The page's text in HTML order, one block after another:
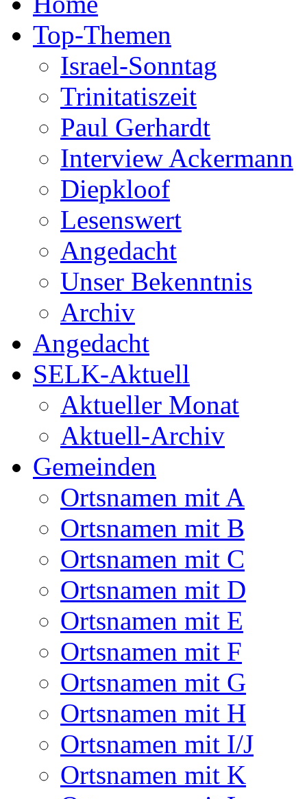
Top-Themen
Israel-Sonntag
Trinitatiszeit
Paul Gerhardt
Interview Ackermann
Diepkloof
Lesenswert
Angedacht
Unser Bekenntnis
Archiv
Angedacht
SELK-Aktuell
Aktueller Monat
Aktuell-Archiv
Gemeinden
Ortsnamen mit A
Ortsnamen mit B
Ortsnamen mit C
Ortsnamen mit D
Ortsnamen mit E
Ortsnamen mit F
Ortsnamen mit G
Ortsnamen mit H
Ortsnamen mit I/J
Ortsnamen mit K